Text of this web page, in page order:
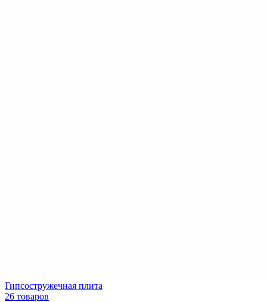
Гипсостружечная плита
26 товаров